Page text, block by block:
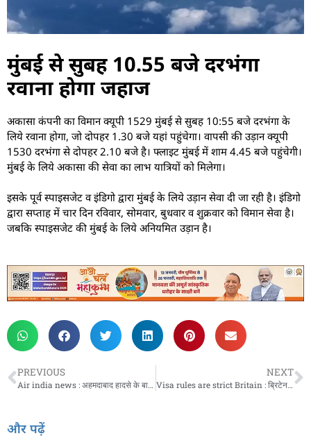
मुंबई से सुबह 10.55 बजे दरभंगा
रवाना होगा जहाज
अकासा कंपनी का विमान क्यूपी 1529 मुंबई से सुबह 10:55 बजे दरभंगा के
लिये रवाना होगा, जो दोपहर 1.30 बजे यहां पहुंचेगा। वापसी की उड़ान क्यूपी
1530 दरभंगा से दोपहर 2.10 बजे है। फ्लाइट मुंबई में शाम 4.45 बजे पहुंचेगी।
मुंबई के लिये अकासा की सेवा का लाभ यात्रियों को मिलेगा।
इसके पूर्व स्पाइसजेट व इंडिगो द्वारा मुंबई के लिये उड़ान सेवा दी जा रही है। इंडिगो
द्वारा सप्ताह में चार दिन रविवार, सोमवार, बुधवार व शुक्रवार को विमान सेवा है।
जबकि स्पाइसजेट की मुंबई के लिये अनियमित उड़ान है।
PREVIOUS
Air india news : अहमदाबाद हादसे के बाद एक और प्लेन हो जाता क्रैश, 900 फीट की ऊंचाई से आया नीचे
NEXT
Visa rules are strict Britain : ब्रिटेन में वीजा नियम सख्त, 22 जुलाई से नए कानून लागू
और पढ़ें